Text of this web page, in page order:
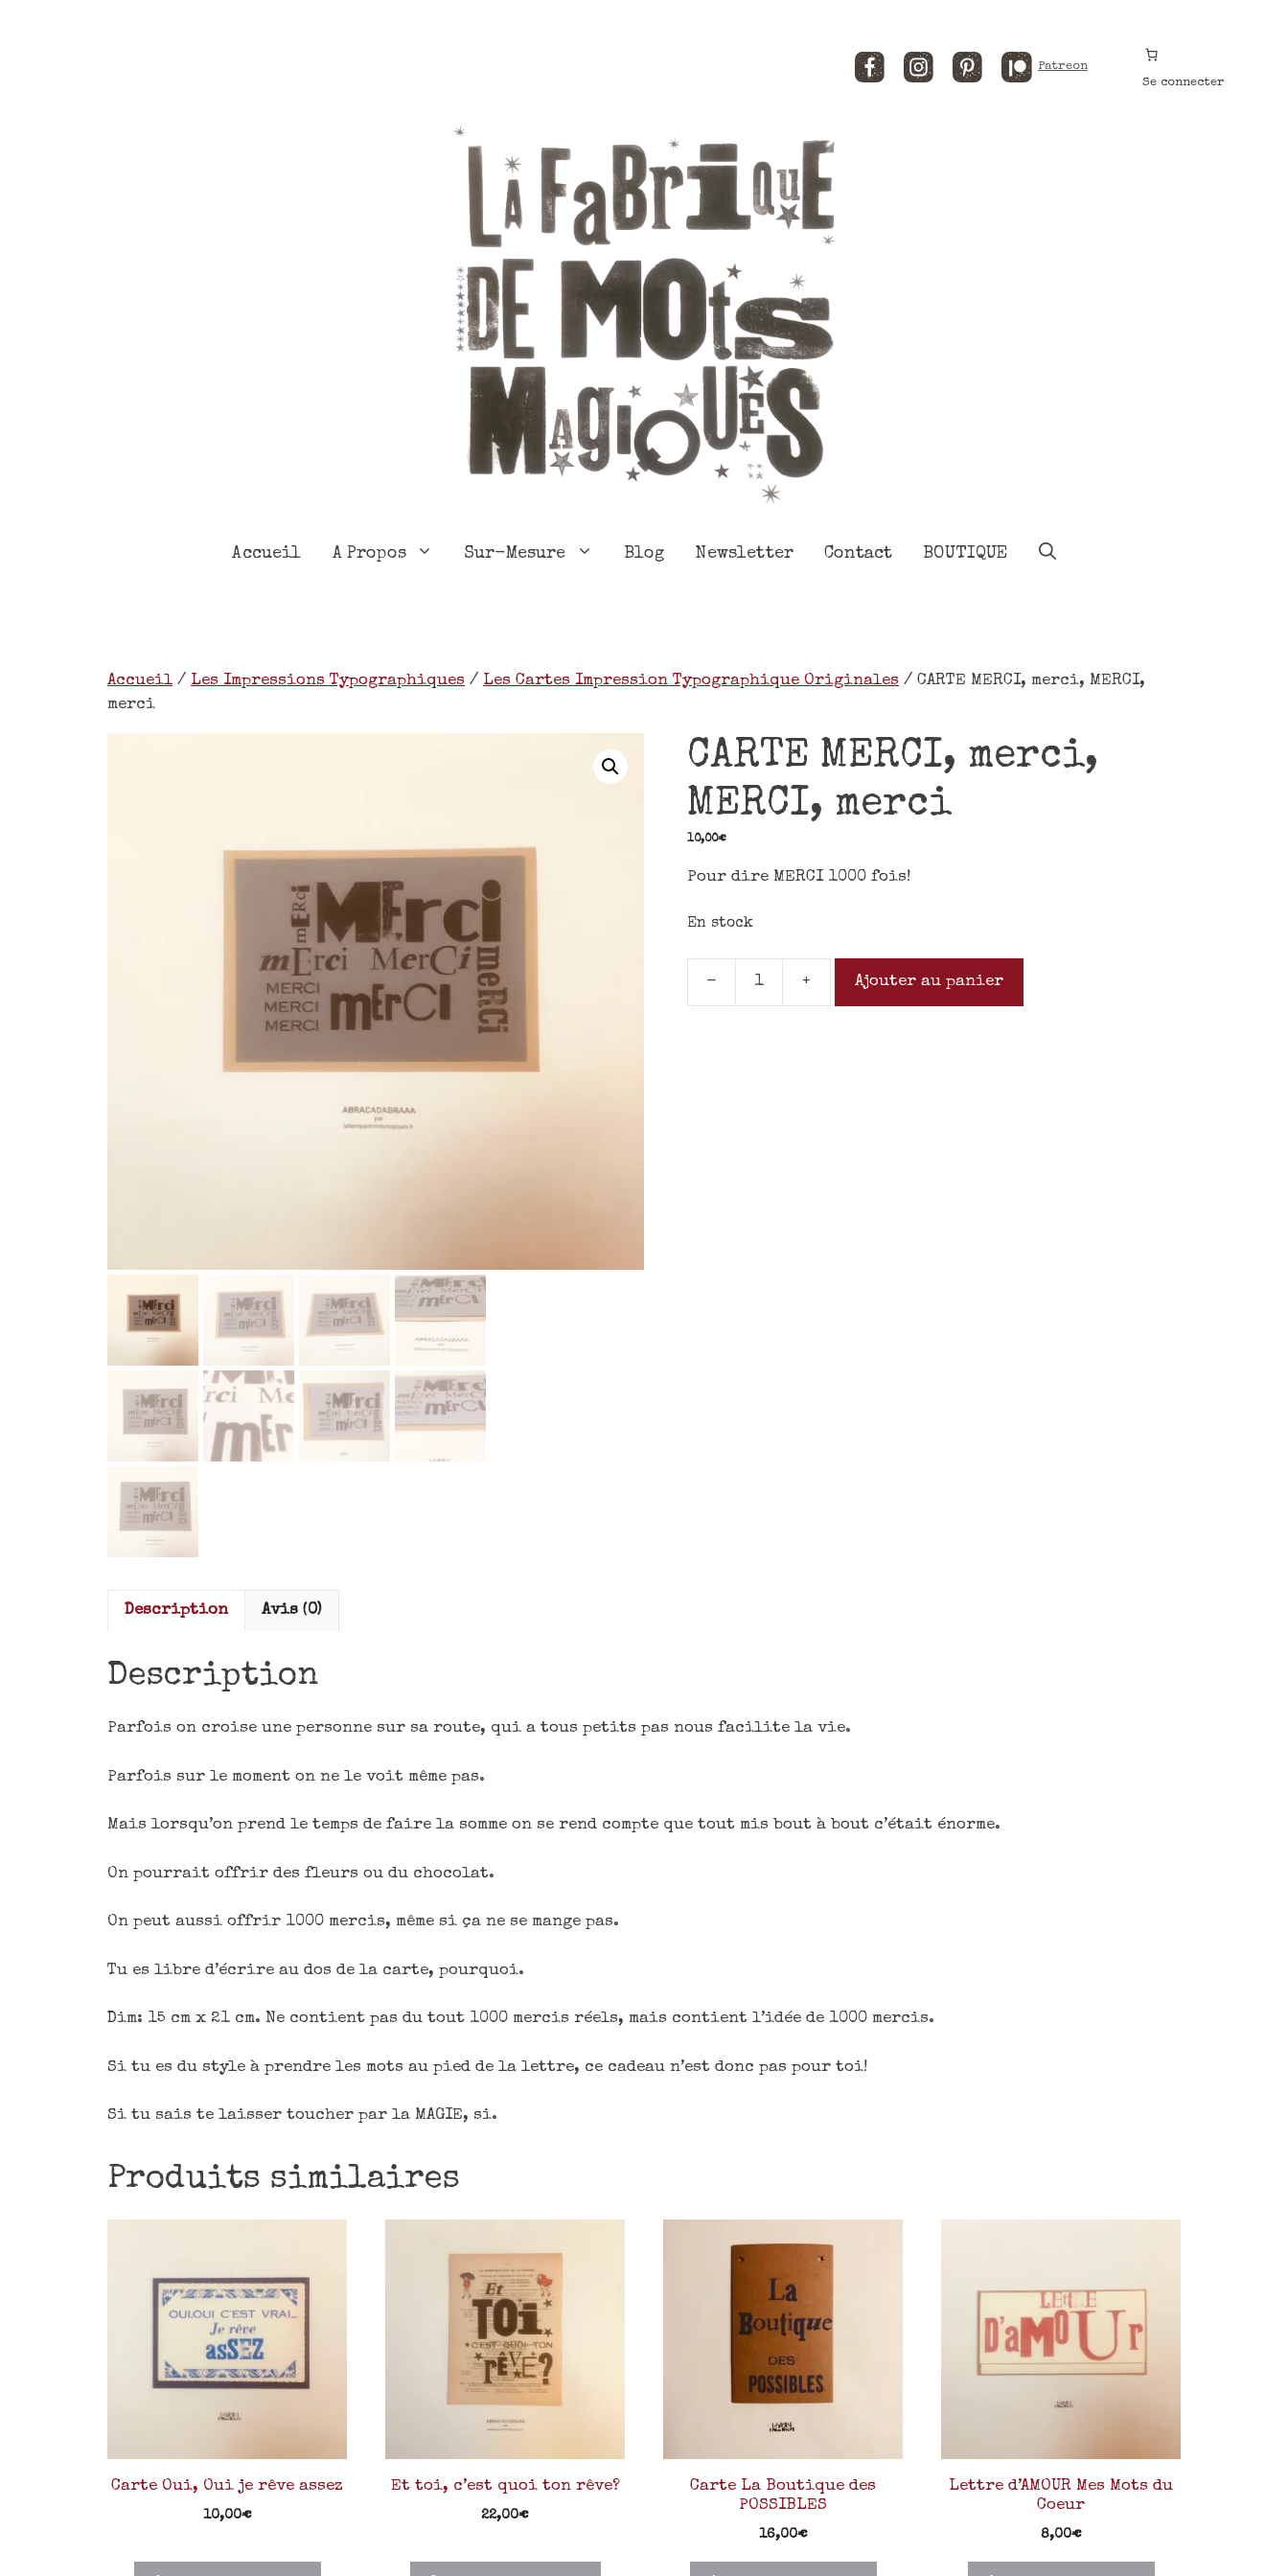
FacebookInstagramPinterestPatreon
Se connecter
Accueil A Propos Sur-Mesure Blog Newsletter Contact BOUTIQUE
Accueil/ Les Impressions Typographiques / Les Cartes Impression Typographique Originales / CARTE MERCI, merci, MERCI,
merci
CARTE MERCI, merci,
MERCI, merci
10,00€
Pour dire MERCI 1000 fois!
En stock
- + Ajouter au panier
Description Avis (0)
Description
Parfois on croise une personne sur sa route, qui a tous petits pas nous facilite la vie.
Parfois sur le moment on ne le voit même pas.
Mais lorsqu’on prend le temps de faire la somme on se rend compte que tout mis bout à bout c’était énorme.
On pourrait offrir des fleurs ou du chocolat.
On peut aussi offrir 1000 mercis, même si ça ne se mange pas.
Tu es libre d’écrire au dos de la carte, pourquoi.
Dim: 15 cm x 21 cm. Ne contient pas du tout 1000 mercis réels, mais contient l’idée de 1000 mercis.
Si tu es du style à prendre les mots au pied de la lettre, ce cadeau n’est donc pas pour toi!
Si tu sais te laisser toucher par la MAGIE, si.
Produits similaires
Carte Oui, Oui je rêve assez
10,00€
Et toi, c’est quoi ton rêve?
22,00€
Carte La Boutique des
POSSIBLES
16,00€
Lettre d’AMOUR Mes Mots du
Coeur
8,00€